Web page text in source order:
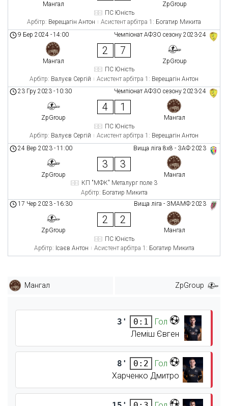
Мангал
ZpGroup
ПС Юність
Арбітр: Верещагін Антон Асистент арбітра 1: Богатир Микита
Чемпіонат АФЗО сезону 2023-24
9 Бер 2024 -14:00
Мангал
2 7
ZpGroup
ПС Юність
Арбітр: Валуєв Сергій Асистент арбітра 1: Верещагін Антон
Чемпіонат АФЗО сезону 2023-24
23 Гру 2023 -10:30
ZpGroup
4 1
Мангал
ПС Юність
Арбітр: Валуєв Сергій Асистент арбітра 1: Верещагін Антон
Вища ліга 8х8 - ЗАФ 2023
24 Вер 2023 -11:00
ZpGroup
3 3
Мангал
КП "МФК" Металург поле 3
Арбітр: Богатир Микита
Вища ліга - ЗМАМФ 2023
17 Чер 2023 -16:30
ZpGroup
2 2
Мангал
ПС Юність
Арбітр: Ісаєв Антон Асистент арбітра 1: Богатир Микита
Мангал ZpGroup
3' 0:1
Гол
Леміш Євген
8' 0:2
Гол
Харченко Дмитро